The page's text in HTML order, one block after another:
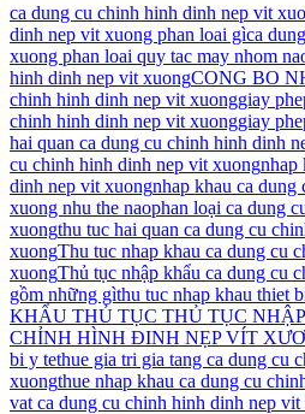
ca dung cu chinh hinh dinh nep vit
dinh nep vit xuong phan loai gìca
xuong phan loai quy tac may nhom
hinh dinh nep vit xuongCONG BO
chinh hinh dinh nep vit xuonggiay
chinh hinh dinh nep vit xuonggiay
hai quan ca dung cu chinh hinh dinh
cu chinh hinh dinh nep vit xuongnhap
dinh nep vit xuongnhap khau ca
xuong nhu the naophan loại ca dung
xuongthu tuc hai quan ca dung cu
xuongThu tuc nhap khau ca dung cu
xuongThủ tục nhập khẩu ca dung cu
gồm những gìthu tuc nhap khau thiet
KHẨU THỦ TỤC THỦ TỤC
CHỈNH HÌNH ĐINH NẸP VÍT
bi y tethue gia tri gia tang ca dung cu
xuongthue nhap khau ca dung cu
vat ca dung cu chinh hinh dinh nep vit